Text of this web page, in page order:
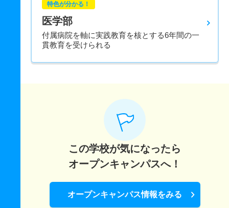
特色が分かる！
医学部
付属病院を軸に実践教育を核とする6年間の一
貫教育を受けられる
この学校が気になったら
オープンキャンパスへ！
オープンキャンパス情報をみる